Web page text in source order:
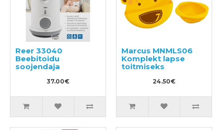
Reer 33040
Beebitoidu
soojendaja
37.00€
Marcus MNMLS06
Komplekt lapse
toitmiseks
24.50€